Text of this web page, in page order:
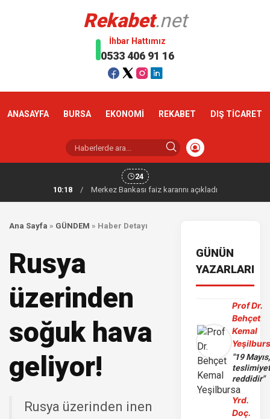
Rekabet.net
İhbar Hattımız
0533 406 91 16
ANASAYFA BURSA EKONOMİ REKABET DIŞ TİCARET
24
10:18
/ Merkez Bankası faiz kararını açıkladı
Ana Sayfa » GÜNDEM » Haber Detayı
Rusya
üzerinden
soğuk hava
geliyor!
Rusya üzerinden inen
GÜNÜN
YAZARLARI
Prof Dr.
Behçet
Kemal
"19 Mayıs,
reddidir"
Yrd.
Doç.